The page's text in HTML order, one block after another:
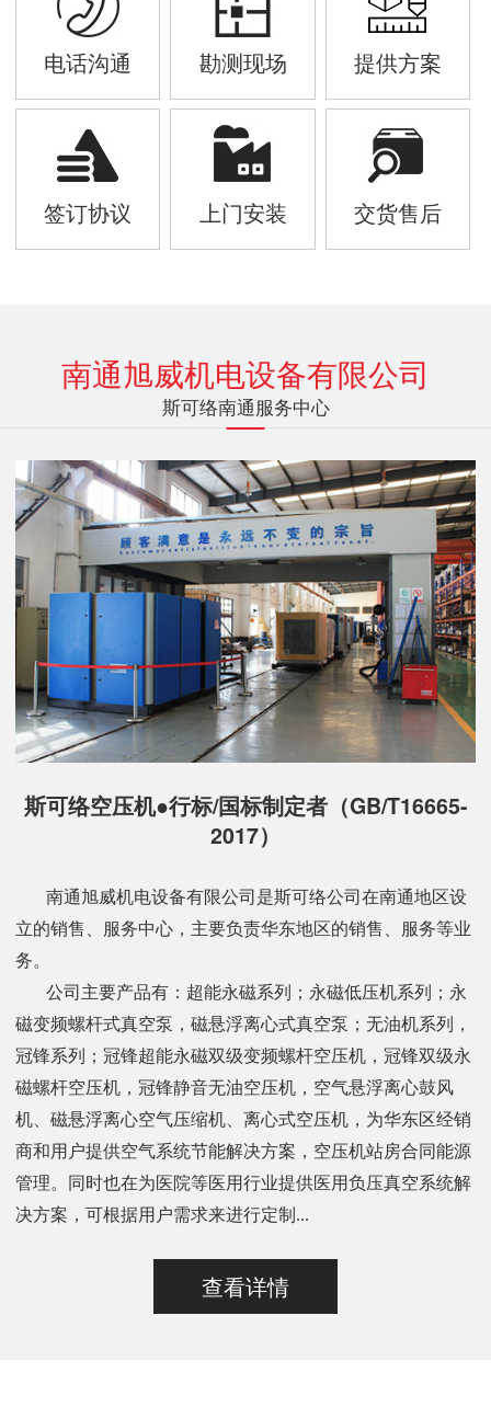
电话沟通 勘测现场 提供方案
签订协议 上门安装 交货售后
南通旭威机电设备有限公司
斯可络南通服务中心
斯可络空压机●行标/国标制定者（GB/T16665-
2017）
南通旭威机电设备有限公司是斯可络公司在南通地区设
立的销售、服务中心，主要负责华东地区的销售、服务等业
务。
公司主要产品有：超能永磁系列；永磁低压机系列；永
磁变频螺杆式真空泵，磁悬浮离心式真空泵；无油机系列，
冠锋系列；冠锋超能永磁双级变频螺杆空压机，冠锋双级永
磁螺杆空压机，冠锋静音无油空压机，空气悬浮离心鼓风
机、磁悬浮离心空气压缩机、离心式空压机，为华东区经销
商和用户提供空气系统节能解决方案，空压机站房合同能源
管理。同时也在为医院等医用行业提供医用负压真空系统解
决方案，可根据用户需求来进行定制...
查看详情